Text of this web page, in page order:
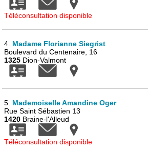
Téléconsultation disponible
4. Madame Florianne Siegrist
Boulevard du Centenaire, 16
1325 Dion-Valmont
5. Mademoiselle Amandine Oger
Rue Saint Sébastien 13
1420 Braine-l'Alleud
Téléconsultation disponible